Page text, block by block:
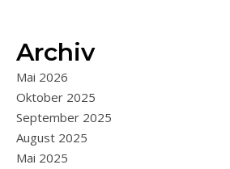
Archiv
Mai 2026
Oktober 2025
September 2025
August 2025
Mai 2025